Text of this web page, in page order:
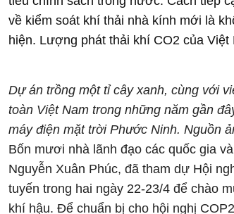
về kiểm soát khí thải nhà kính mới là
hiện. Lượng phát thải khí CO2 của
Dự án trồng một tỉ cây xanh, cùng với
toàn Việt Nam trong những năm gần
máy điện mặt trời Phước Ninh. Nguồn
Bốn mươi nhà lãnh đạo các quốc gia
Nguyễn Xuân Phúc, đã tham dự Hội
tuyến trong hai ngày 22-23/4 để chào
khí hậu. Để chuẩn bị cho hội nghị